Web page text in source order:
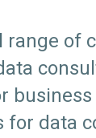
range of
data